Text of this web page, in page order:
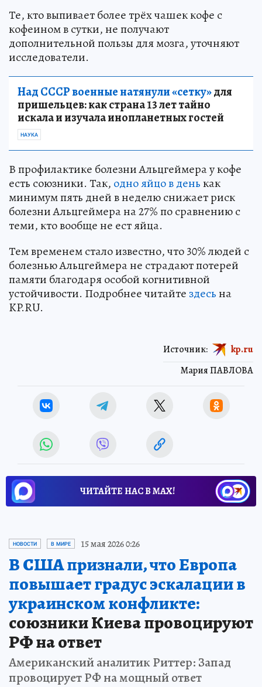
Те, кто выпивает более трёх чашек кофе с
кофеином в сутки, не получают
дополнительной пользы для мозга, уточняют
исследователи.
Над СССР военные натянули «сетку»для
пришельцев: как страна 13 лет тайно
искала и изучала инопланетных гостей
НАУКА
В профилактике болезни Альцгеймера у кофе
есть союзники. Так, одно яйцо в денькак
минимум пять дней в неделю снижает риск
болезни Альцгеймера на 27% по сравнению с
теми, кто вообще не ест яйца.
Тем временем стало известно, что 30% людей с
болезнью Альцгеймера не страдают потерей
памяти благодаря особой когнитивной
устойчивости. Подробнее читайте здесьна
KP.RU.
Мария ПАВЛОВА
Источник: kp.ru
ЧИТАЙТЕ НАС В МАХ!
НОВОСТИ В МИРЕ 15 мая 2026 0:26
В США признали, что Европа
повышает градус эскалации в
украинском конфликте:
союзники Киева провоцируют
РФ на ответ
Американский аналитик Риттер: Запад
провоцирует РФ на мощный ответ